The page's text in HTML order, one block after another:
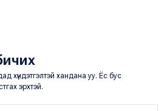
хүндэтгэлтэй хандана уу. Ёс бус
эрхтэй.